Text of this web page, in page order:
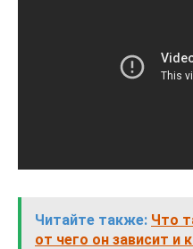
Читайте также: Что
от чего он зависит и